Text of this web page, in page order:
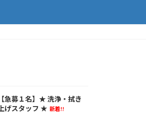
【急募１名】★ 洗浄・拭き
上げスタッフ ★ 新着!!